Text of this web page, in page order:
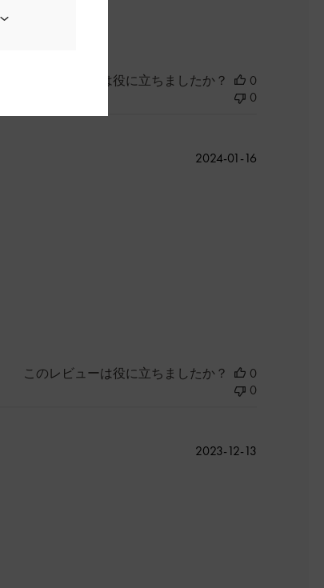
このレビューは役に立ちましたか？
0
0
公
2024-01-16
このレビューは役に立ちましたか？
0
0
公
2023-12-13